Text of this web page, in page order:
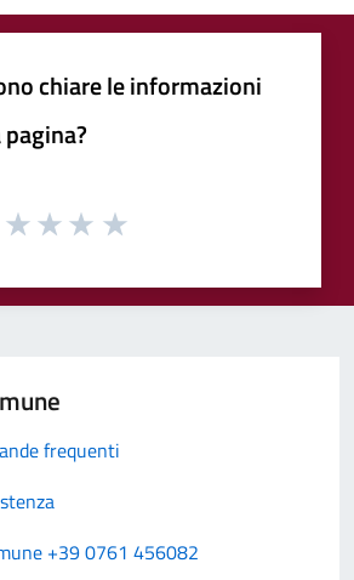
chiare le informazioni
frequenti
+39 0761 456082